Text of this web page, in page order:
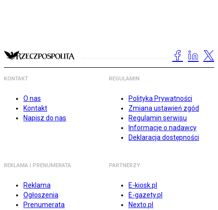
KONTAKT
O nas
Kontakt
Napisz do nas
REGULAMIN
Polityka Prywatności
Zmiana ustawień zgód
Regulamin serwisu
Informacje o nadawcy
Deklaracja dostępności
REKLAMA I PRENUMERATA
Reklama
Ogłoszenia
Prenumerata
PARTNERZY
E-kiosk.pl
E-gazety.pl
Nexto.pl